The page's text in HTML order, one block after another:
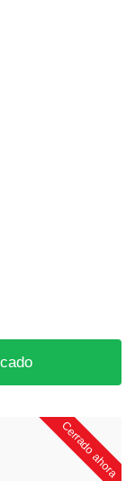
Cerrado ahora